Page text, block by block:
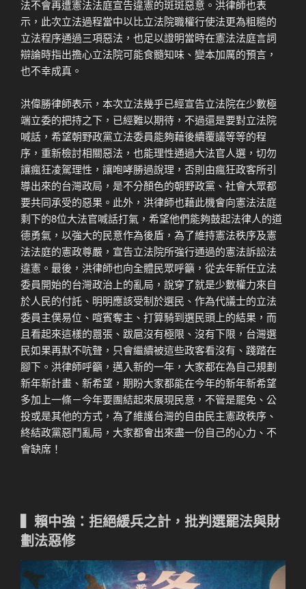
法不會再遭憲法法庭宣告違憲的斑斑惡意。洪律師也表
示，此次立法過程當中以比立法院職權行使法更為粗糙的
立法程序通過三項惡法，也足以證明當時在憲法法庭言詞
辯論時指出擔心立法院可能食髓知味、變本加厲的預言，
也不幸成真。
洪偉勝律師表示，本次立法幾乎已經宣告立法院在少數極
端立委的把持之下，已經難以期待，不過還是要對立法院
喊話，希望朝野政黨立法委員能夠藉後續覆議等等的程
序，重新檢討相關惡法，也能理性通過大法官人選，切勿
讓瘋狂凌駕理性，讓咆哮勝過說理，否則由瘋狂政客所引
導出來的台灣政局，是不分顏色的朝野政黨、社會大眾都
要共同承受的惡果。此外，洪律師也藉此機會向憲法法庭
剩下的8位大法官喊話打氣，希望他們能夠鼓起法律人的道
德勇氣，以強大的民意作為後盾，為了維持憲法秩序及憲
法法庭的憲政尊嚴，宣告立法院所強行通過的憲法訴訟法
違憲。最後，洪律師也向全體民眾呼籲，從去年新任立法
委員開始的台灣政治上的亂局，說穿了就是少數權力來自
於人民的付託、明明應該受制於選民、作為代議士的立法
委員主僕易位、喧賓奪主、打算騎到選民頭上的結果，而
且看起來這樣的囂張、跋扈沒有極限、沒有下限，台灣選
民如果再默不吭聲，只會繼續被這些政客看沒有、踐踏在
腳下。洪律師呼籲，邁入新的一年，大家都在為自己規劃
新年新計畫、新希望，期盼大家都能在今年的新年新希望
多加上一條－今年要團結起來展現民意，不管是罷免、公
投或是其他的方式，為了維護台灣的自由民主憲政秩序、
終結政黨惡鬥亂局，大家都會出來盡一份自己的心力、不
會缺席！
▍賴中強：拒絕緩兵之計，批判選罷法與財
劃法惡修